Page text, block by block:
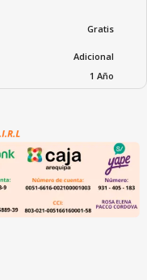
Gratis
Adicional
1 Año